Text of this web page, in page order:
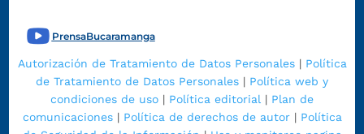
PrensaBucaramanga
Autorización de Tratamiento de Datos Personales| Política
de Tratamiento de Datos Personales | Política web y
condiciones de uso | Política editorial | Plan de
comunicaciones| Política de derechos de autor| Política